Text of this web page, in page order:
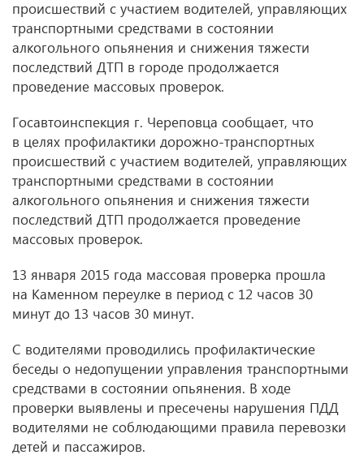
происшествий с участием водителей, управляющих
транспортными средствами в состоянии
алкогольного опьянения и снижения тяжести
последствий ДТП в городе продолжается
проведение массовых проверок.
Госавтоинспекция г. Череповца сообщает, что
в целях профилактики дорожно-транспортных
происшествий с участием водителей, управляющих
транспортными средствами в состоянии
алкогольного опьянения и снижения тяжести
последствий ДТП продолжается проведение
массовых проверок.
13 января 2015 года массовая проверка прошла
на Каменном переулке в период с 12 часов 30
минут до 13 часов 30 минут.
С водителями проводились профилактические
беседы о недопущении управления транспортными
средствами в состоянии опьянения. В ходе
проверки выявлены и пресечены нарушения ПДД
водителями не соблюдающими правила перевозки
детей и пассажиров.